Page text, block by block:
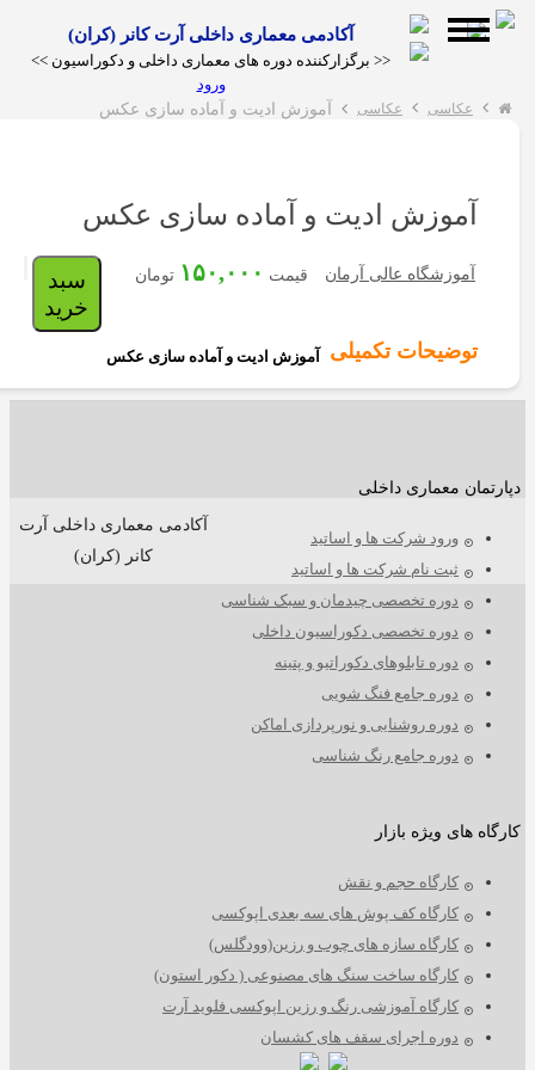
آکادمی معماری داخلی آرت کانر (کران)
<< برگزارکننده دوره های معماری داخلی و دکوراسیون >>
ورود
کارگاه
و مبلمان
آموزشی
دوره انلاین
داخلی
دوره
فنگ
مقدماتی
چیدمان در
داخلی
چوب
و
رزین
عکاسی عکاسی آموزش ادیت و آماده سازی عکس
آموزش ادیت و آماده سازی عکس
آموزشگاه عالی آرمان قیمت۱۵۰,۰۰۰تومان
سبد
خرید
توضیحات تکمیلی آموزش ادیت و آماده سازی عکس
معماری داخلی
ورود شرکت ها و اساتید
ثبت نام شرکت ها و اساتید
دوره تخصصی چیدمان و سبک شناسی
دوره تخصصی دکوراسیون داخلی
دوره تابلوهای دکوراتیو و پتینه
دوره جامع فنگ شویی
دوره روشنایی و نورپردازی اماکن
دوره جامع رنگ شناسی
های ویژه بازار
کارگاه حجم و نقش
کارگاه کف پوش های سه بعدی اپوکسی
کارگاه سازه های چوب و رزین(وودگلس)
کارگاه ساخت سنگ های مصنوعی ( دکور استون)
کارگاه آموزشی رنگ و رزین اپوکسی فلوید آرت
دوره اجرای سقف های کشسان
آکادمی معماری داخلی آرت
کانر (کران)